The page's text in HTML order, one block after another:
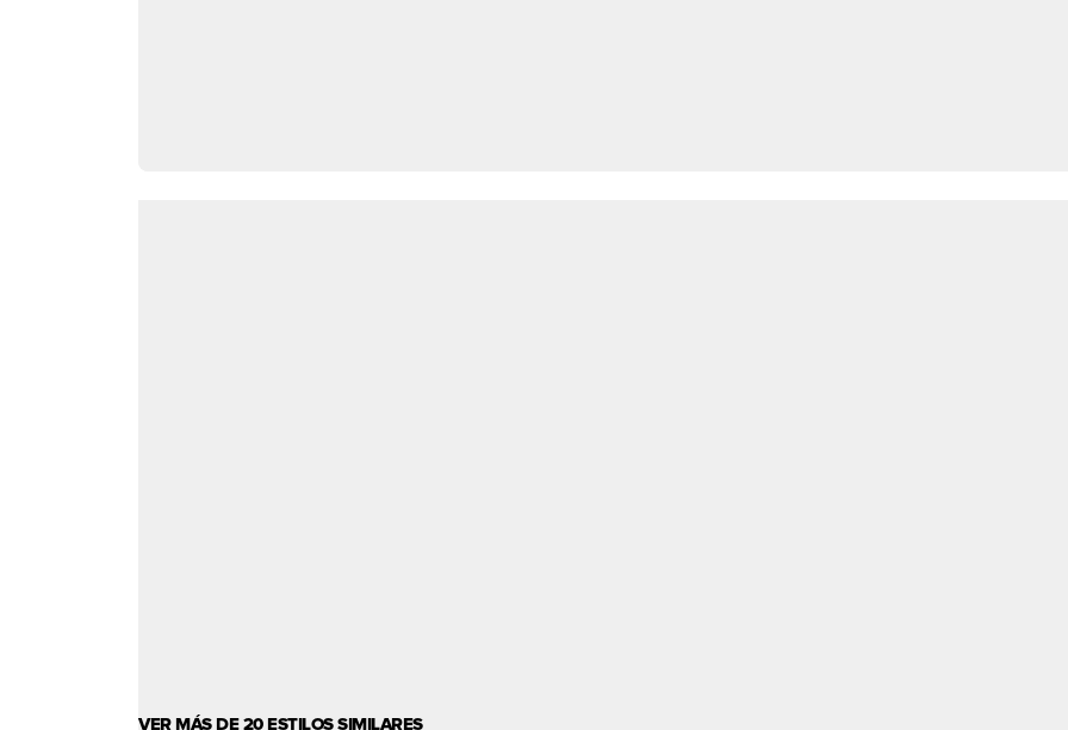
VER MÁS DE 20 ESTILOS SIMILARES